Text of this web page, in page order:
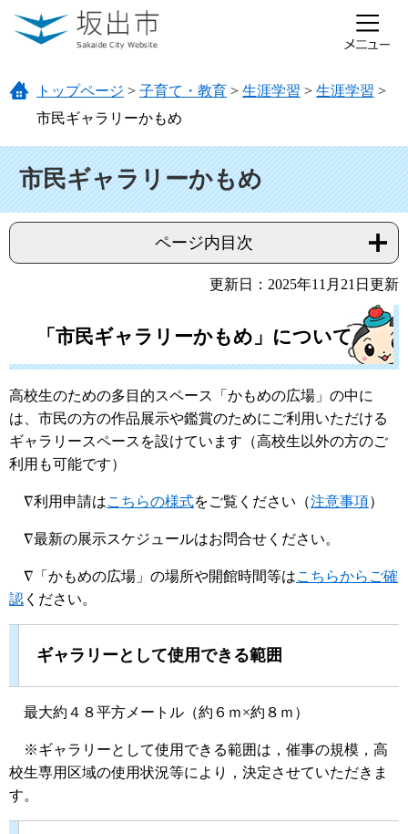
ページの先頭です。
メニューを飛ばして本文へ
トップページ > 子育て・教育 > 生涯学習 > 生涯学習 >
市民ギャラリーかもめ
市民ギャラリーかもめ
ページ内目次
更新日：2025年11月21日更新
「市民ギャラリーかもめ」について
高校生のための多目的スペース「かもめの広場」の中に
は、市民の方の作品展示や鑑賞のためにご利用いただける
ギャラリースペースを設けています（高校生以外の方のご
利用も可能です）
∇利用申請はこちらの様式をご覧ください（注意事項）
∇最新の展示スケジュールはお問合せください。
∇「かもめの広場」の場所や開館時間等はこちらからご確
認 ください。
ギャラリーとして使用できる範囲
最大約４８平方メートル（約６ｍ×約８ｍ）
※ギャラリーとして使用できる範囲は，催事の規模，高
校生専用区域の使用状況等により，決定させていただきま
す。